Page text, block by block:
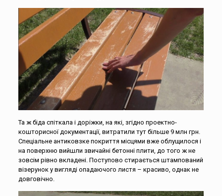
Та ж біда спіткала і доріжки, на які, згідно проектно-
кошторисної документації, витратили тут більше 9 млн грн.
Спеціальне антиковзке покриття місцями вже облущилося і
на поверхню вийшли звичайні бетонні плити, до того ж не
зовсім рівно вкладені. Поступово стирається штампований
візерунок у вигляді опадаючого листя – красиво, однак не
довговічно.